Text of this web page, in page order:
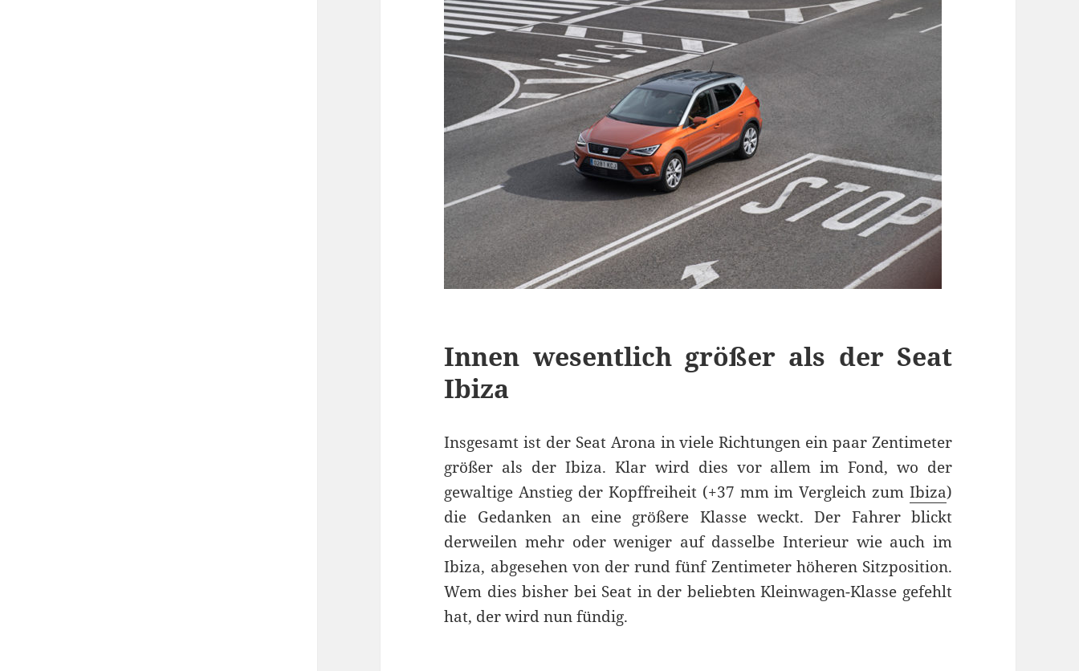
Innen wesentlich größer als der Seat
Ibiza
Insgesamt ist der Seat Arona in viele Richtungen ein paar Zentimeter
größer als der Ibiza. Klar wird dies vor allem im Fond, wo der
gewaltige Anstieg der Kopffreiheit (+37 mm im Vergleich zum Ibiza)
die Gedanken an eine größere Klasse weckt. Der Fahrer blickt
derweilen mehr oder weniger auf dasselbe Interieur wie auch im
Ibiza, abgesehen von der rund fünf Zentimeter höheren Sitzposition.
Wem dies bisher bei Seat in der beliebten Kleinwagen-Klasse gefehlt
hat, der wird nun fündig.